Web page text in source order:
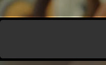
Pasar al contenido principal